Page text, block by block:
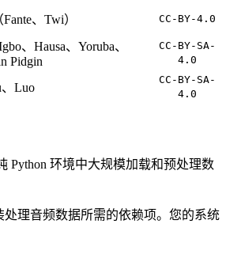
、Twi） CC-BY-4.0
、Hausa、Yoruba、
Pidgin
CC-BY-SA-
4.0
Luo
CC-BY-SA-
4.0
Python 环境中大规模加载和预处理数
理音频数据所需的依赖项。您的系统